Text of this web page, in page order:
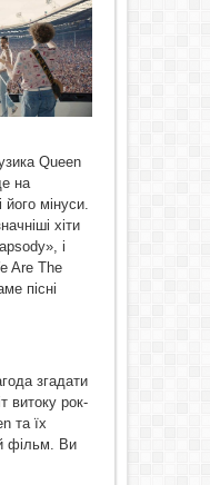
Queen
на
його мінуси.
хіти
і
Are The
пісні
згадати
витоку рок-
та їх
фільм. Ви